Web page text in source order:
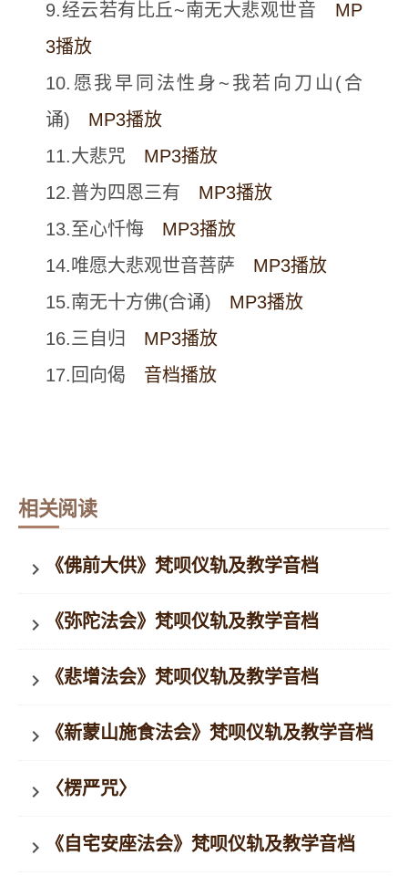
9.经云若有比丘~南无大悲观世音 MP
3播放
10.愿我早同法性身~我若向刀山(合
诵) MP3播放
11.大悲咒 MP3播放
12.普为四恩三有 MP3播放
13.至心忏悔 MP3播放
14.唯愿大悲观世音菩萨 MP3播放
15.南无十方佛(合诵) MP3播放
16.三自归 MP3播放
17.回向偈 音档播放
相关阅读
keyboard_arrow_right 《佛前大供》梵呗仪轨及教学音档
keyboard_arrow_right 《弥陀法会》梵呗仪轨及教学音档
keyboard_arrow_right 《悲增法会》梵呗仪轨及教学音档
keyboard_arrow_right 《新蒙山施食法会》梵呗仪轨及教学音档
keyboard_arrow_right 〈楞严咒〉
keyboard_arrow_right 《自宅安座法会》梵呗仪轨及教学音档